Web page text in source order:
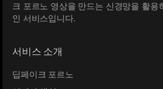
크 포르노 영상을 만드는 신경망을 활용
인 서비스입니다.
서비스 소개
딥페이크 포르노